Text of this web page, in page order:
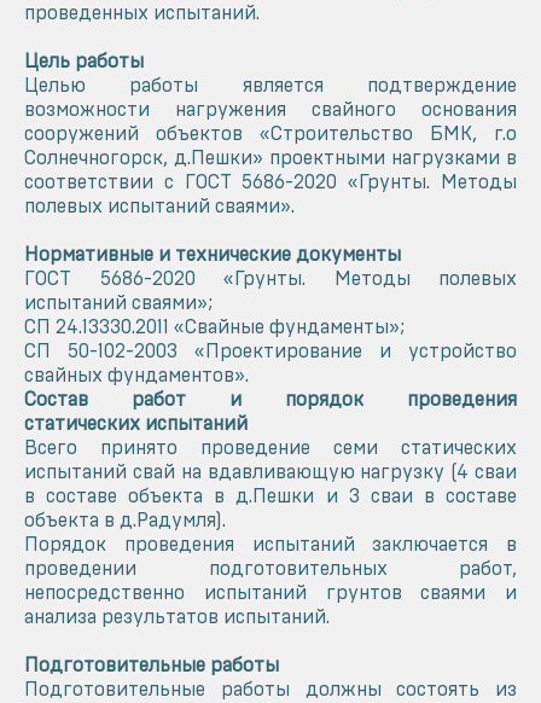
проведенных испытаний.
Цель работы
Целью работы является подтверждение
возможности нагружения свайного основания
сооружений объектов «Строительство БМК, г.о
Солнечногорск, д.Пешки» проектными нагрузками в
соответствии с ГОСТ 5686-2020 «Грунты. Методы
полевых испытаний сваями».
Нормативные и технические документы
ГОСТ 5686-2020 «Грунты. Методы полевых
испытаний сваями»;
СП 24.13330.2011 «Свайные фундаменты»;
СП 50-102-2003 «Проектирование и устройство
свайных фундаментов».
Состав работ и порядок проведения
статических испытаний
Всего принято проведение семи статических
испытаний свай на вдавливающую нагрузку (4 сваи
в составе объекта в д.Пешки и 3 сваи в составе
объекта в д.Радумля).
Порядок проведения испытаний заключается в
проведении подготовительных работ,
непосредственно испытаний грунтов сваями и
анализа результатов испытаний.
Подготовительные работы
Подготовительные работы должны состоять из